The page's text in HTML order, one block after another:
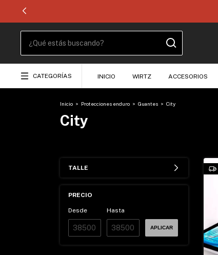
CATEGORÍAS INICIO WIRTZ ACCESORIOS
Inicio > Protecciones enduro > Guantes > City
City
TALLE
PRECIO
Desde Hasta
APLICAR